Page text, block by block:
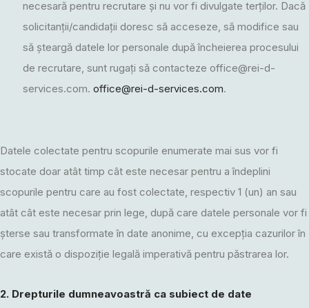
necesară pentru recrutare și nu vor fi divulgate terților. Dacă
solicitanții/candidații doresc să acceseze, să modifice sau
să șteargă datele lor personale după încheierea procesului
de recrutare, sunt rugați să contacteze office@rei-d-
services.com. office@rei-d-services.com.
Datele colectate pentru scopurile enumerate mai sus vor fi
stocate doar atât timp cât este necesar pentru a îndeplini
scopurile pentru care au fost colectate, respectiv 1 (un) an sau
atât cât este necesar prin lege, după care datele personale vor fi
șterse sau transformate în date anonime, cu excepția cazurilor în
care există o dispoziție legală imperativă pentru păstrarea lor.
2. Drepturile dumneavoastră ca subiect de date